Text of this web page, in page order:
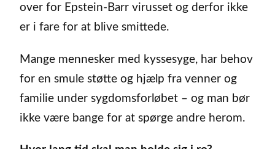
over for Epstein-Barr virusset og derfor ikke
er i fare for at blive smittede.
Mange mennesker med kyssesyge, har behov
for en smule støtte og hjælp fra venner og
familie under sygdomsforløbet – og man bør
ikke være bange for at spørge andre herom.